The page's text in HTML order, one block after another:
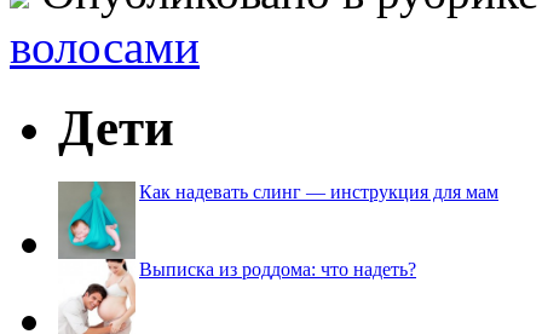
волосами
Дети
Как надевать слинг — инструкция для мам
Выписка из роддома: что надеть?